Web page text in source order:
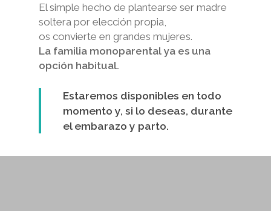
El simple hecho de plantearse ser madre
soltera por elección propia,
os convierte en grandes mujeres.
La familia monoparental ya es una
opción habitual.
Estaremos disponibles en todo
momento y, si lo deseas, durante
el embarazo y parto.